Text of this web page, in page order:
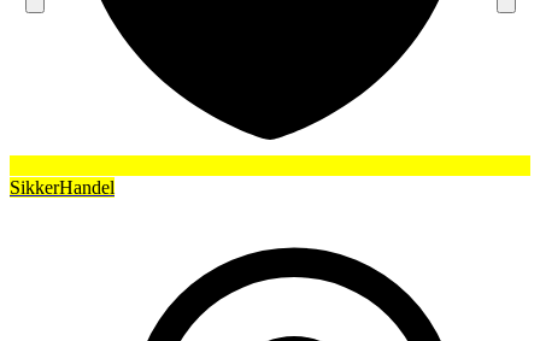
SikkerHandel